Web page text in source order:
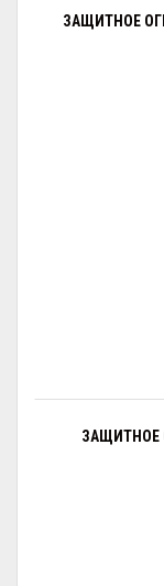
ЗАЩИТНОЕ
ЗАЩИТНОЕ